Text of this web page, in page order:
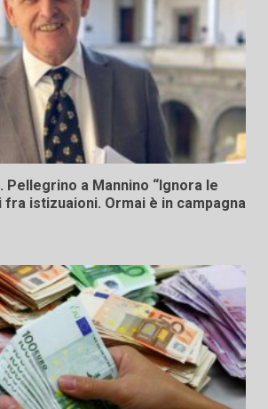
Pellegrino a Mannino “Ignora le
fra istizuaioni. Ormai è in campagna